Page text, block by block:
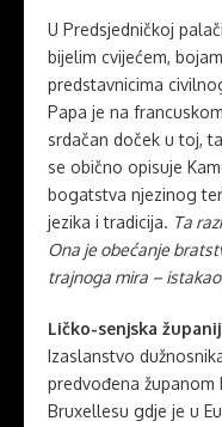
U Predsjedničkoj
bijelim cvijećem,
predstavnicima
Papa je na
srdačan doček u toj,
se obično opisuje
bogatstva njezinog
jezika i tradicija. Ta
Ona je obećanje
trajnoga mira – istakao
Ličko-senjska
Izaslanstvo
predvođena županom
Bruxellesu gdje je u